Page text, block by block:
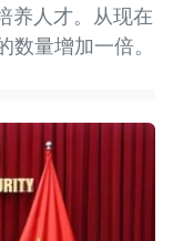
养人才。从现在
量增加一倍。